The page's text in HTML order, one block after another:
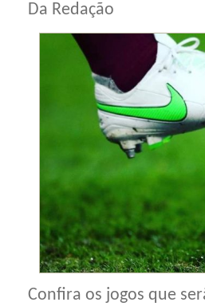
Da Redação
Confira os jogos que